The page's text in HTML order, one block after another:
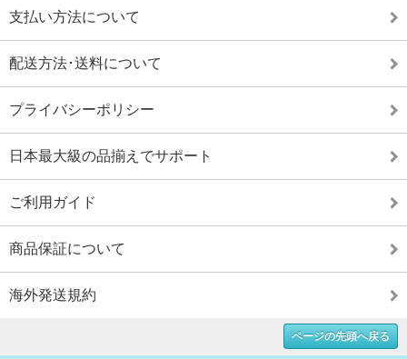
支払い方法について
配送方法･送料について
プライバシーポリシー
日本最大級の品揃えでサポート
ご利用ガイド
商品保証について
海外発送規約
ページの先頭へ戻る